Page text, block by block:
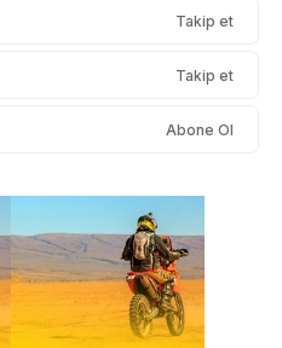
Takip et
Takip et
Abone Ol